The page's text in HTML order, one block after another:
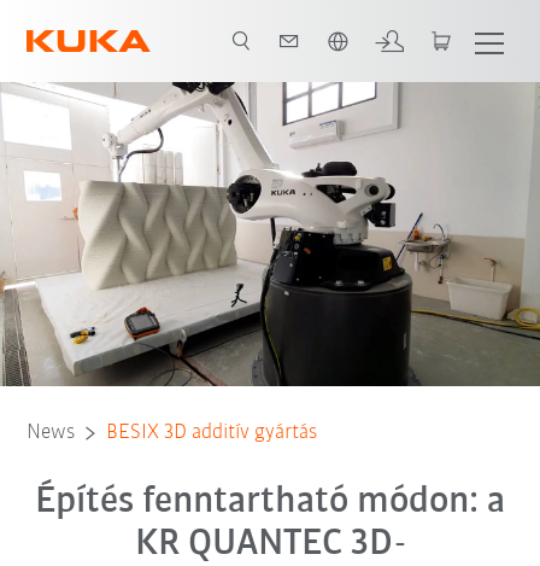
News BESIX 3D additív gyártás
Építés fenntartható módon: a
KR QUANTEC 3D-